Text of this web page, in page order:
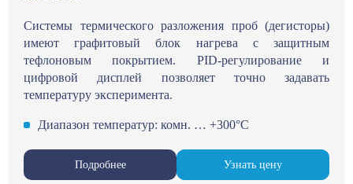
Системы термического разложения проб (дегисторы)
имеют графитовый блок нагрева с защитным
тефлоновым покрытием. PID-регулирование и
цифровой дисплей позволяет точно задавать
температуру эксперимента.
Диапазон температур: комн. … +300°С
Подробнее Узнать цену